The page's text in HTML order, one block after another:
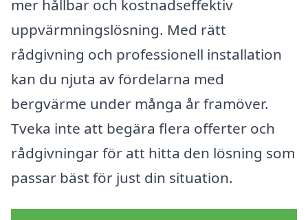
mer hållbar och kostnadseffektiv
uppvärmningslösning. Med rätt
rådgivning och professionell installation
kan du njuta av fördelarna med
bergvärme under många år framöver.
Tveka inte att begära flera offerter och
rådgivningar för att hitta den lösning som
passar bäst för just din situation.